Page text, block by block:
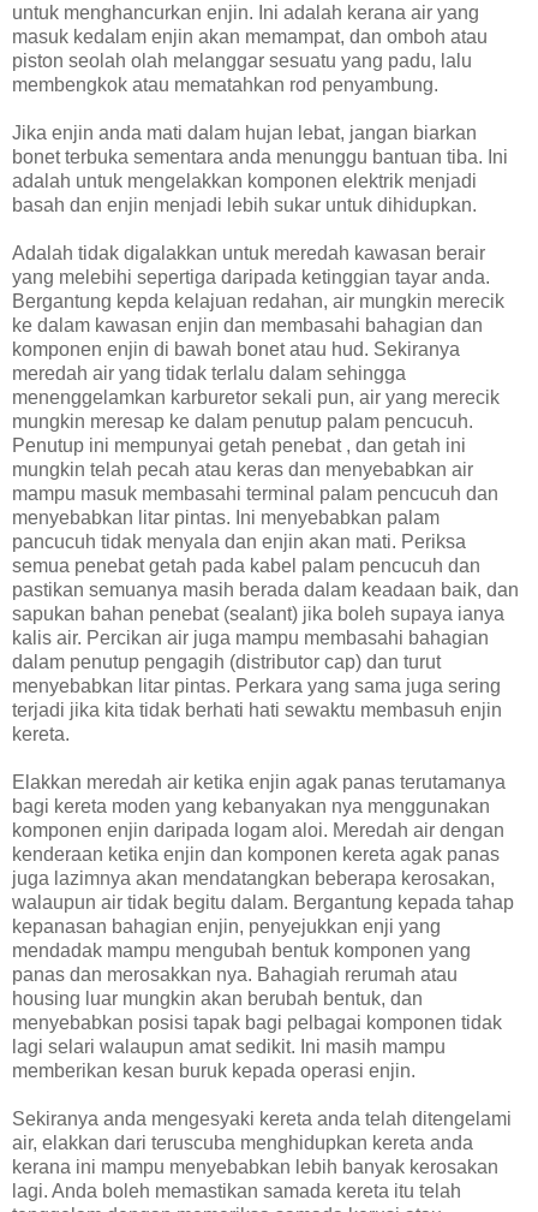
untuk menghancurkan enjin. Ini adalah kerana air yang
masuk kedalam enjin akan memampat, dan omboh atau
piston seolah olah melanggar sesuatu yang padu, lalu
membengkok atau mematahkan rod penyambung.
Jika enjin anda mati dalam hujan lebat, jangan biarkan
bonet terbuka sementara anda menunggu bantuan tiba. Ini
adalah untuk mengelakkan komponen elektrik menjadi
basah dan enjin menjadi lebih sukar untuk dihidupkan.
Adalah tidak digalakkan untuk meredah kawasan berair
yang melebihi sepertiga daripada ketinggian tayar anda.
Bergantung kepda kelajuan redahan, air mungkin merecik
ke dalam kawasan enjin dan membasahi bahagian dan
komponen enjin di bawah bonet atau hud. Sekiranya
meredah air yang tidak terlalu dalam sehingga
menenggelamkan karburetor sekali pun, air yang merecik
mungkin meresap ke dalam penutup palam pencucuh.
Penutup ini mempunyai getah penebat , dan getah ini
mungkin telah pecah atau keras dan menyebabkan air
mampu masuk membasahi terminal palam pencucuh dan
menyebabkan litar pintas. Ini menyebabkan palam
pancucuh tidak menyala dan enjin akan mati. Periksa
semua penebat getah pada kabel palam pencucuh dan
pastikan semuanya masih berada dalam keadaan baik, dan
sapukan bahan penebat (sealant) jika boleh supaya ianya
kalis air. Percikan air juga mampu membasahi bahagian
dalam penutup pengagih (distributor cap) dan turut
menyebabkan litar pintas. Perkara yang sama juga sering
terjadi jika kita tidak berhati hati sewaktu membasuh enjin
kereta.
Elakkan meredah air ketika enjin agak panas terutamanya
bagi kereta moden yang kebanyakan nya menggunakan
komponen enjin daripada logam aloi. Meredah air dengan
kenderaan ketika enjin dan komponen kereta agak panas
juga lazimnya akan mendatangkan beberapa kerosakan,
walaupun air tidak begitu dalam. Bergantung kepada tahap
kepanasan bahagian enjin, penyejukkan enji yang
mendadak mampu mengubah bentuk komponen yang
panas dan merosakkan nya. Bahagiah rerumah atau
housing luar mungkin akan berubah bentuk, dan
menyebabkan posisi tapak bagi pelbagai komponen tidak
lagi selari walaupun amat sedikit. Ini masih mampu
memberikan kesan buruk kepada operasi enjin.
Sekiranya anda mengesyaki kereta anda telah ditengelami
air, elakkan dari teruscuba menghidupkan kereta anda
kerana ini mampu menyebabkan lebih banyak kerosakan
lagi. Anda boleh memastikan samada kereta itu telah